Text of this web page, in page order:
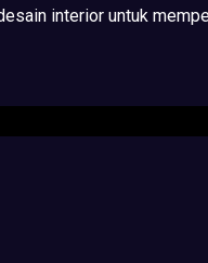
interior untuk